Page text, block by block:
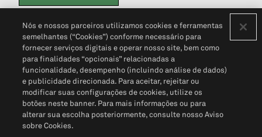
Política de PrivacidadePortal de privacidade do cliente (em inglês)
Não Venda Minhas Informações Pessoais© 2026 S&P Global
Nós e nossos parceiros utilizamos cookies e ferramentas
semelhantes (“Cookies”) conforme necessário para
fornecer serviços digitais e operar nosso site, bem como
para finalidades “opcionais” relacionadas a
funcionalidade, desempenho (incluindo análise de dados)
e publicidade direcionada. Para aceitar, rejeitar ou
modificar suas configurações de cookies, utilize os
botões neste banner. Para mais informações ou para
alterar sua escolha posteriormente, consulte nosso Aviso
sobre Cookies.